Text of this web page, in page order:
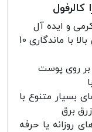
و ایده آل
• حاوی رنگدانه های غنی و رنگ دهی بالا با ماندگاری 10
روی پوست
بسیار متنوع با
برق
روزانه یا حرفه